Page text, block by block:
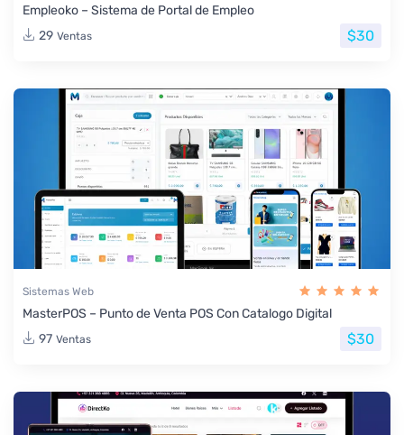
Empleoko – Sistema de Portal de Empleo
29 Ventas $30
Sistemas Web
MasterPOS – Punto de Venta POS Con Catalogo Digital
97 Ventas $30